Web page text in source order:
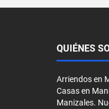
QUIÉNES
Arriendos en
Casas en
Manizales.